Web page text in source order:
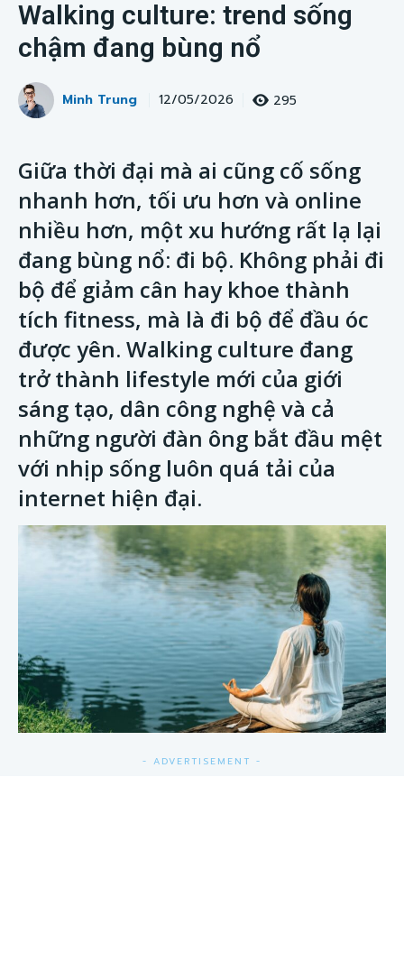
Walking culture: trend sống
chậm đang bùng nổ
Minh Trung 12/05/2026 295
Giữa thời đại mà ai cũng cố sống
nhanh hơn, tối ưu hơn và online
nhiều hơn, một xu hướng rất lạ lại
đang bùng nổ: đi bộ. Không phải đi
bộ để giảm cân hay khoe thành
tích fitness, mà là đi bộ để đầu óc
được yên. Walking culture đang
trở thành lifestyle mới của giới
sáng tạo, dân công nghệ và cả
những người đàn ông bắt đầu mệt
với nhịp sống luôn quá tải của
internet hiện đại.
- ADVERTISEMENT -